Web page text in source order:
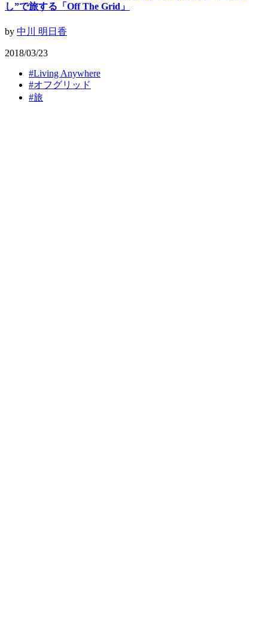
し”で旅する「Off The Grid」
by 中川 明日香
2018/03/23
#Living Anywhere
#オフグリッド
#旅